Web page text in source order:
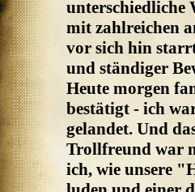
unterschiedliche
mit zahlreichen
vor sich hin
und ständiger
Heute morgen
bestätigt - ich
gelandet. Und
Trollfreund war
ich, wie unsere